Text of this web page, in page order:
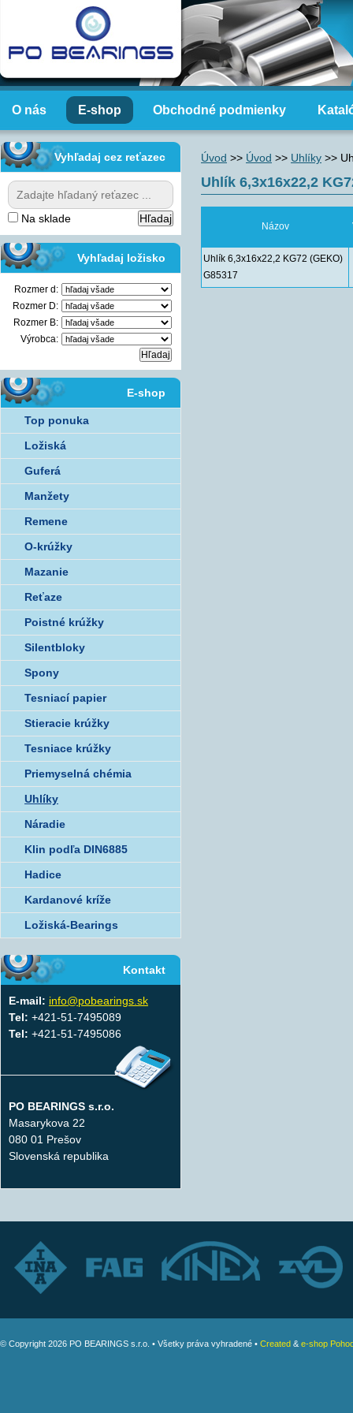
O nás E-shop Obchodné podmienky
Úvod >> Úvod >> Uhlíky >>
Uhlík 6,3x16x22,2
Názov
Uhlík 6,3x16x22,2 KG72 (GEKO)
G85317
Vyhľadaj cez reťazec
Na sklade
Vyhľadaj ložisko
Rozmer d:
Rozmer D:
Rozmer B:
Výrobca:
E-shop
Top ponuka
Ložiská
Guferá
Manžety
Remene
O-krúžky
Mazanie
Reťaze
Poistné krúžky
Silentbloky
Spony
Tesniací papier
Stieracie krúžky
Tesniace krúžky
Priemyselná chémia
Uhlíky
Náradie
Klin podľa DIN6885
Hadice
Kardanové kríže
Ložiská-Bearings
Kontakt
E-mail: info@pobearings.sk
Tel: +421-51-7495089
Tel: +421-51-7495086
PO BEARINGS s.r.o.
Masarykova 22
080 01 Prešov
Slovenská republika
© Copyright 2026 PO BEARINGS s.r.o. • Všetky práva vyhradené • Created & e-shop